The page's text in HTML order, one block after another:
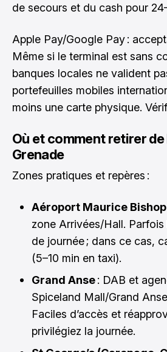
de secours et du cash pour
Apple Pay/Google Pay :
Même si le terminal est sans
banques locales ne valident
portefeuilles mobiles
moins une carte physique.
Où et comment retirer de
Grenade
Zones pratiques et repères :
Aéroport Maurice Bishop
zone Arrivées/Hall.
de journée ; dans ce cas,
(5–10 min en taxi).
Grand Anse: DAB et
Spiceland Mall/Grand
Faciles d’accès et
privilégiez la journée.